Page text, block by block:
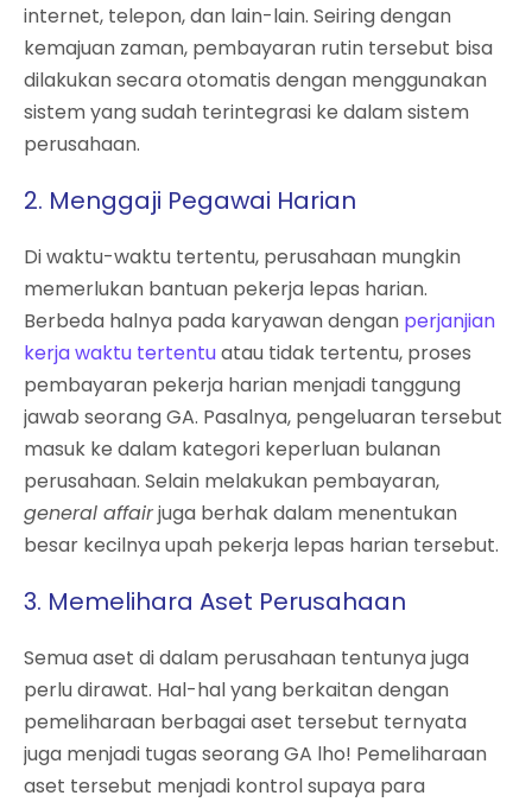
internet, telepon, dan lain-lain. Seiring dengan
kemajuan zaman, pembayaran rutin tersebut bisa
dilakukan secara otomatis dengan menggunakan
sistem yang sudah terintegrasi ke dalam sistem
perusahaan.
2. Menggaji Pegawai Harian
Di waktu-waktu tertentu, perusahaan mungkin
memerlukan bantuan pekerja lepas harian.
Berbeda halnya pada karyawan dengan perjanjian
kerja waktu tertentuatau tidak tertentu, proses
pembayaran pekerja harian menjadi tanggung
jawab seorang GA. Pasalnya, pengeluaran tersebut
masuk ke dalam kategori keperluan bulanan
perusahaan. Selain melakukan pembayaran,
general affairjuga berhak dalam menentukan
besar kecilnya upah pekerja lepas harian tersebut.
3. Memelihara Aset Perusahaan
Semua aset di dalam perusahaan tentunya juga
perlu dirawat. Hal-hal yang berkaitan dengan
pemeliharaan berbagai aset tersebut ternyata
juga menjadi tugas seorang GA lho! Pemeliharaan
aset tersebut menjadi kontrol supaya para